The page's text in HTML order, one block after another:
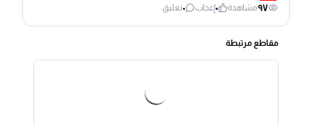
٩٧مشاهدة ٠إعجاب ٠تعليق
مقاطع مرتبطة